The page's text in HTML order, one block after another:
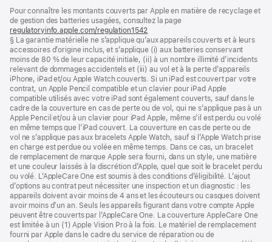
de
page
de
bas
de
page
Pour connaître les montants couverts par Apple en matière de recyclage et
de gestion des batteries usagées, consultez la page
regulatoryinfo.apple.com/regulation1542
dans
une
nouvelle
fenêtre)
§ La garantie matérielle ne s’applique qu’aux appareils couverts et à leurs
accessoires d’origine inclus, et s’applique (i) aux batteries conservant
moins de 80 % de leur capacité initiale, (ii) à un nombre illimité d’incidents
relevant de dommages accidentels et (iii) au vol et à la perte d’appareils
iPhone, iPad et/ou Apple Watch couverts. Si un iPad est couvert par votre
contrat, un Apple Pencil compatible et un clavier pour iPad Apple
compatible utilisés avec votre iPad sont également couverts, sauf dans le
cadre de la couverture en cas de perte ou de vol, qui ne s’applique pas à un
Apple Pencil et/ou à un clavier pour iPad Apple, même s’il est perdu ou volé
en même temps que l’iPad couvert. La couverture en cas de perte ou de
vol ne s’applique pas aux bracelets Apple Watch, sauf si l’Apple Watch prise
en charge est perdue ou volée en même temps. Dans ce cas, un bracelet
de remplacement de marque Apple sera fourni, dans un style, une matière
et une couleur laissés à la discrétion d’Apple, quel que soit le bracelet perdu
ou volé. L’AppleCare One est soumis à des conditions d’éligibilité. L’ajout
d’options au contrat peut nécessiter une inspection et un diagnostic : les
appareils doivent avoir moins de 4 ans et les écouteurs ou casques doivent
avoir moins d’un an. Seuls les appareils figurant dans votre compte Apple
peuvent être couverts par l’AppleCare One. La couverture AppleCare One
est limitée à un (1) Apple Vision Pro à la fois. Le matériel de remplacement
fourni par Apple dans le cadre du service de réparation ou de